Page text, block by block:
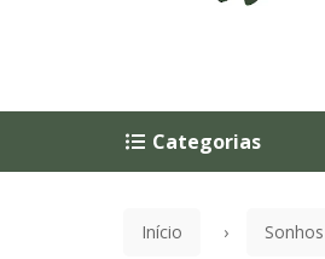
Categorias
Início Sonhos